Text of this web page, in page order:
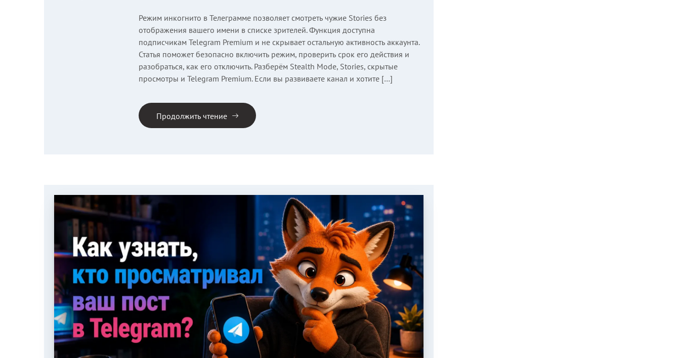
Режим инкогнито в Телеграмме позволяет смотреть чужие Stories без
отображения вашего имени в списке зрителей. Функция доступна
подписчикам Telegram Premium и не скрывает остальную активность аккаунта.
Статья поможет безопасно включить режим, проверить срок его действия и
разобраться, как его отключить. Разберём Stealth Mode, Stories, скрытые
просмотры и Telegram Premium. Если вы развиваете канал и хотите […]
Продолжить чтение